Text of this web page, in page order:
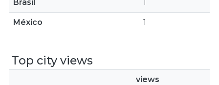
Brasil 1
México 1
Top city views
views